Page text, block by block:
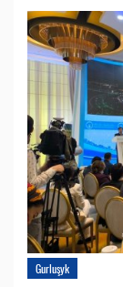
Gurluşyk